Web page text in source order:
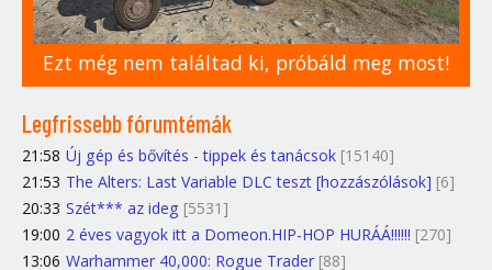
Ezt még nem találtad ki, próbáld meg most!
Legfrissebb fórumtémák
21:58 Új gép és bővítés - tippek és tanácsok [15140]
21:53 The Alters: Last Variable DLC teszt [hozzászólások] [6]
20:33 Szét*** az ideg [5531]
19:00 2 éves vagyok itt a Domeon.HIP-HOP HURÁÁ!!!!!! [270]
13:06 Warhammer 40,000: Rogue Trader [88]